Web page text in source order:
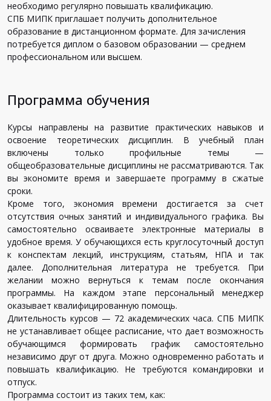
необходимо регулярно повышать квалификацию.
СПБ МИПК приглашает получить дополнительное
образование в дистанционном формате. Для зачисления
потребуется диплом о базовом образовании — среднем
профессиональном или высшем.
Программа обучения
Курсы направлены на развитие практических навыков и
освоение теоретических дисциплин. В учебный план
включены только профильные темы —
общеобразовательные дисциплины не рассматриваются. Так
вы экономите время и завершаете программу в сжатые
сроки.
Кроме того, экономия времени достигается за счет
отсутствия очных занятий и индивидуального графика. Вы
самостоятельно осваиваете электронные материалы в
удобное время. У обучающихся есть круглосуточный доступ
к конспектам лекций, инструкциям, статьям, НПА и так
далее. Дополнительная литература не требуется. При
желании можно вернуться к темам после окончания
программы. На каждом этапе персональный менеджер
оказывает квалифицированную помощь.
Длительность курсов — 72 академических часа. СПБ МИПК
не устанавливает общее расписание, что дает возможность
обучающимся формировать график самостоятельно
независимо друг от друга. Можно одновременно работать и
повышать квалификацию. Не требуются командировки и
отпуск.
Программа состоит из таких тем, как: